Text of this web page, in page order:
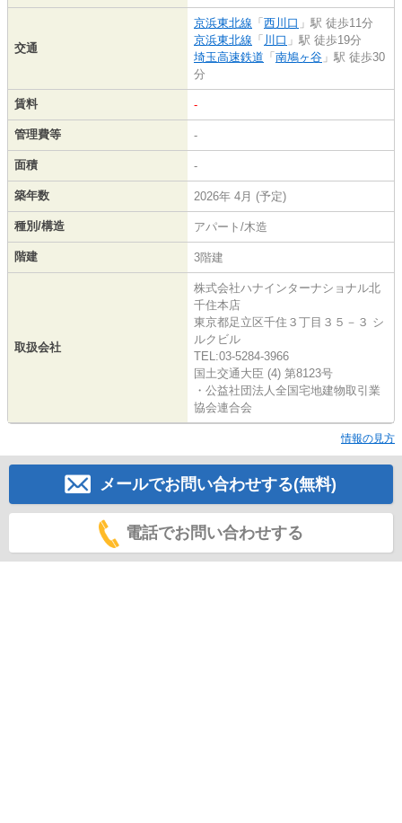
交通
京浜東北線 「西川口 」駅 徒歩11分
京浜東北線 「 川口 」駅 徒歩19分
埼玉高速鉄道 「南鳩ヶ谷 」駅 徒歩30
分
賃料 -
管理費等 -
面積 -
築年数 2026年 4月 (予定)
種別/構造 アパート/木造
階建 3階建
取扱会社
株式会社ハナインターナショナル北
千住本店
東京都足立区千住３丁目３５－３ シ
ルクビル
TEL:03-5284-3966
国土交通大臣 (4) 第8123号
・公益社団法人全国宅地建物取引業
協会連合会
情報の見方
メールでお問い合わせする(無料)
電話でお問い合わせする